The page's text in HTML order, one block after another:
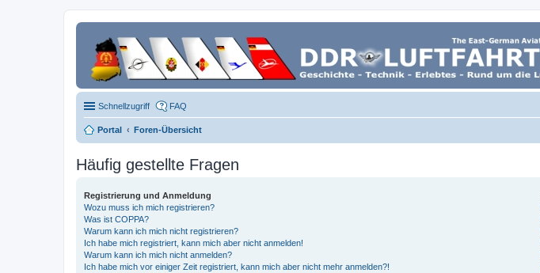
Schnellzugriff FAQ
Portal Foren-Übersicht
Häufig gestellte Fragen
Registrierung und Anmeldung
Wozu muss ich mich registrieren?
Was ist COPPA?
Warum kann ich mich nicht registrieren?
Ich habe mich registriert, kann mich aber nicht anmelden!
Warum kann ich mich nicht anmelden?
Ich habe mich vor einiger Zeit registriert, kann mich aber nicht mehr anmelden?!